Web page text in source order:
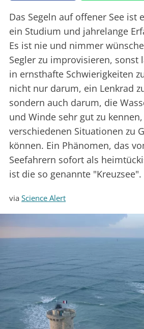
Das Segeln auf offener See ist
ein Studium und jahrelange
Es ist nie und nimmer
Segler zu improvisieren, sonst
in ernsthafte Schwierigkeiten
nicht nur darum, ein Lenkrad
sondern auch darum, die
und Winde sehr gut zu
verschiedenen Situationen zu
können. Ein Phänomen, das
Seefahrern sofort als
ist die so genannte "Kreuzsee".
via Science Alert